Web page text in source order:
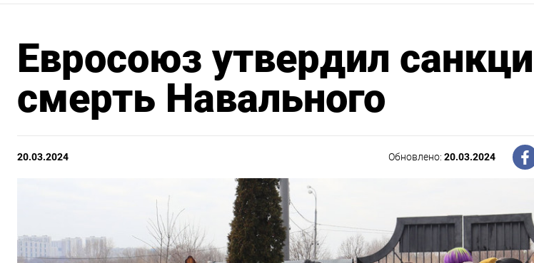
Евросоюз утвердил
смерть Навального
20.03.2024 Обновлено:20.03.2024